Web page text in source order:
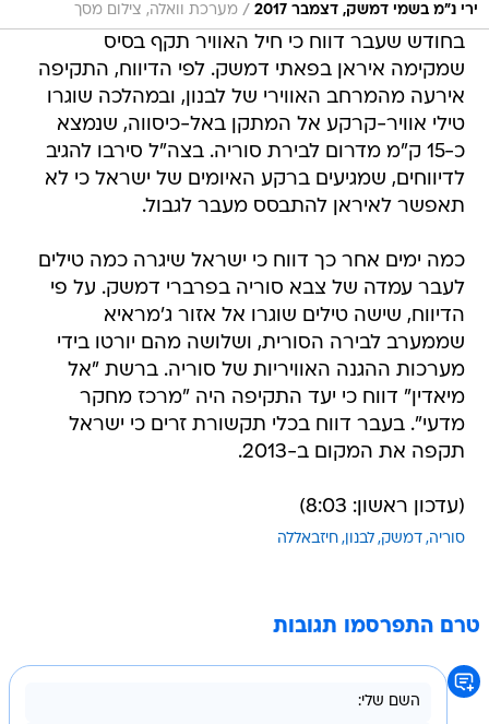
ירי נ"מ בשמי דמשק, דצמבר 2017 / מערכת וואלה, צילום מסך
בחודש שעבר דווח כי חיל האוויר תקף בסיס
שמקימה איראן בפאתי דמשק. לפי הדיווח, התקיפה
אירעה מהמרחב האווירי של לבנון, ובמהלכה שוגרו
טילי אוויר-קרקע אל המתקן באל-כיסווה, שנמצא
כ-15 ק"מ מדרום לבירת סוריה. בצה"ל סירבו להגיב
לדיווחים, שמגיעים ברקע האיומים של ישראל כי לא
תאפשר לאיראן להתבסס מעבר לגבול.
כמה ימים אחר כך דווח כי ישראל שיגרה כמה טילים
לעבר עמדה של צבא סוריה בפרברי דמשק. על פי
הדיווח, שישה טילים שוגרו אל אזור ג'מראיא
שממערב לבירה הסורית, ושלושה מהם יורטו בידי
מערכות ההגנה האוויריות של סוריה. ברשת "אל
מיאדין" דווח כי יעד התקיפה היה "מרכז מחקר
מדעי". בעבר דווח בכלי תקשורת זרים כי ישראל
תקפה את המקום ב-2013.
(עדכון ראשון: 8:03)
סוריה דמשק לבנון חיזבאללה
טרם התפרסמו תגובות